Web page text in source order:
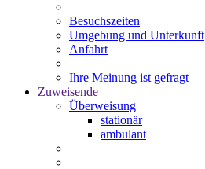
Besuchszeiten
Umgebung und Unterkunft
Anfahrt
Ihre Meinung ist gefragt
Zuweisende
Überweisung
stationär
ambulant